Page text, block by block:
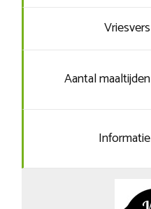
Vriesvers
Aantal maaltijden
Informatie